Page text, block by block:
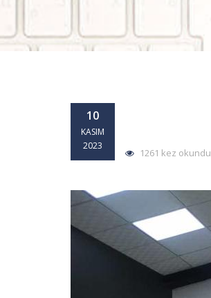
10
KASIM
2023
1261 kez okundu